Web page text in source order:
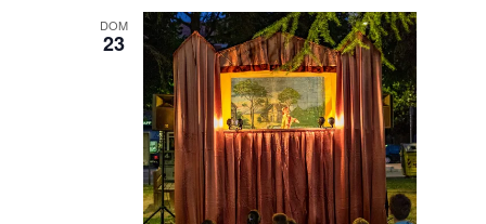
DOM
23